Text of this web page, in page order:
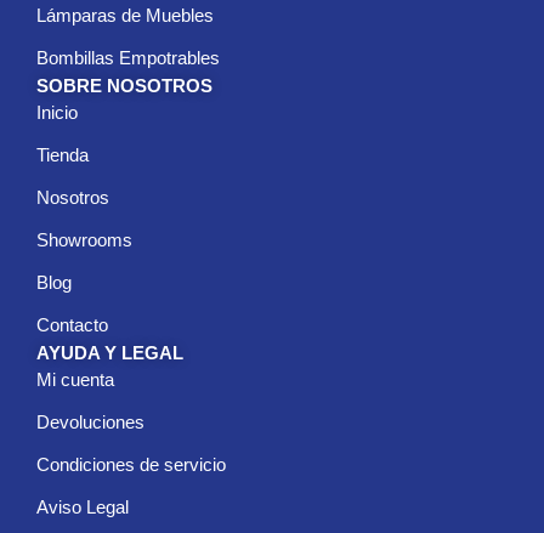
Lámparas de Muebles
Bombillas Empotrables
SOBRE NOSOTROS
Inicio
Tienda
Nosotros
Showrooms
Blog
Contacto
AYUDA Y LEGAL
Mi cuenta
Devoluciones
Condiciones de servicio
Aviso Legal